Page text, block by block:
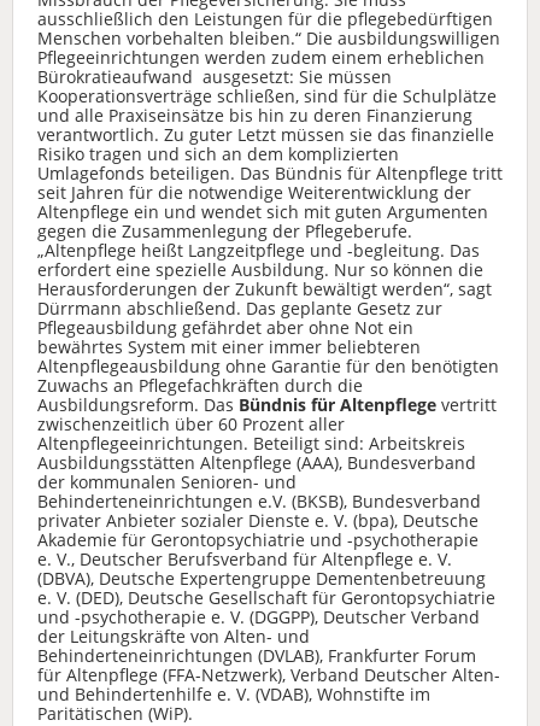
ausschließlich den Leistungen für die pflegebedürftigen
Menschen vorbehalten bleiben.“ Die ausbildungswilligen
Pflegeeinrichtungen werden zudem einem erheblichen
Bürokratieaufwand ausgesetzt: Sie müssen
Kooperationsverträge schließen, sind für die Schulplätze
und alle Praxiseinsätze bis hin zu deren Finanzierung
verantwortlich. Zu guter Letzt müssen sie das finanzielle
Risiko tragen und sich an dem komplizierten
Umlagefonds beteiligen. Das Bündnis für Altenpflege tritt
seit Jahren für die notwendige Weiterentwicklung der
Altenpflege ein und wendet sich mit guten Argumenten
gegen die Zusammenlegung der Pflegeberufe.
„Altenpflege heißt Langzeitpflege und -begleitung. Das
erfordert eine spezielle Ausbildung. Nur so können die
Herausforderungen der Zukunft bewältigt werden“, sagt
Dürrmann abschließend. Das geplante Gesetz zur
Pflegeausbildung gefährdet aber ohne Not ein
bewährtes System mit einer immer beliebteren
Altenpflegeausbildung ohne Garantie für den benötigten
Zuwachs an Pflegefachkräften durch die
Ausbildungsreform. Das Bündnis für Altenpflege vertritt
zwischenzeitlich über 60 Prozent aller
Altenpflegeeinrichtungen. Beteiligt sind: Arbeitskreis
Ausbildungsstätten Altenpflege (AAA), Bundesverband
der kommunalen Senioren- und
Behinderteneinrichtungen e.V. (BKSB), Bundesverband
privater Anbieter sozialer Dienste e. V. (bpa), Deutsche
Akademie für Gerontopsychiatrie und -psychotherapie
e. V., Deutscher Berufsverband für Altenpflege e. V.
(DBVA), Deutsche Expertengruppe Dementenbetreuung
e. V. (DED), Deutsche Gesellschaft für Gerontopsychiatrie
und -psychotherapie e. V. (DGGPP), Deutscher Verband
der Leitungskräfte von Alten- und
Behinderteneinrichtungen (DVLAB), Frankfurter Forum
für Altenpflege (FFA-Netzwerk), Verband Deutscher Alten-
und Behindertenhilfe e. V. (VDAB), Wohnstifte im
Paritätischen (WiP).